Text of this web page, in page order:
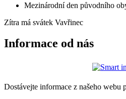
Mezinárodní den původního
Zítra má svátek Vavřinec
Informace od nás
Dostávejte informace z našeho webu